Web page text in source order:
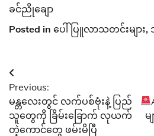
ခင်ညိုချော
Posted in ပေါ်ပြူလာသတင်းများ,
Post
navigation
Previous:
မန္တလေးတွင် လက်ပစ်ဗုံးနဲ့ ပြည်
သူတွေကို ခြိမ်းခြောက် လုယက်
တဲ့ကောင်တွေ ဖမ်းမိပြီ
မ